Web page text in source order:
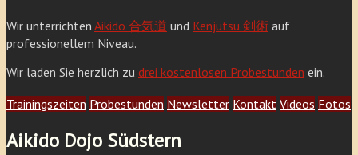
Wir unterrichten Aikido 合気道 und Kenjutsu 剣術 auf
professionellem Niveau.
Wir laden Sie herzlich zu drei kostenlosen Probestunden ein.
Trainingszeiten Probestunden Newsletter Kontakt Videos Fotos
Aikido Dojo Südstern